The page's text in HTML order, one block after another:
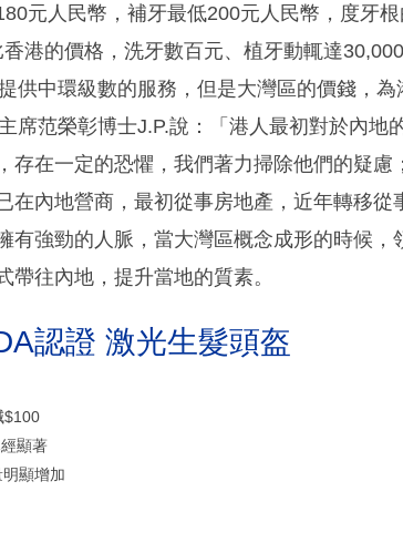
元人民幣，補牙最低200元人民幣，度牙
港的價格，洗牙數百元、植牙動輒達
供中環級數的服務，但是大灣區的價錢，
席范榮彰博士J.P.說：「港人最初對於內地
存在一定的恐懼，我們著力掃除他們的疑慮
在內地營商，最初從事房地產，近年轉移從
有強勁的人脈，當大灣區概念成形的時候，
往內地，提升當地的質素。
認證 激光生髮頭盔
$100
顯著
顯增加